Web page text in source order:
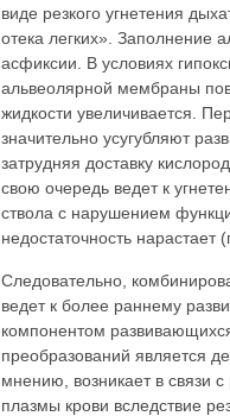
виде резкого угнетения
отека легких». Заполнение
асфиксии. В условиях
альвеолярной мембраны
жидкости увеличивается.
значительно усугубляют
затрудняя доставку
свою очередь ведет к
ствола с нарушением
недостаточность нарастает
Следовательно,
ведет к более раннему
компонентом
преобразований является
мнению, возникает в связи
плазмы крови вследствие